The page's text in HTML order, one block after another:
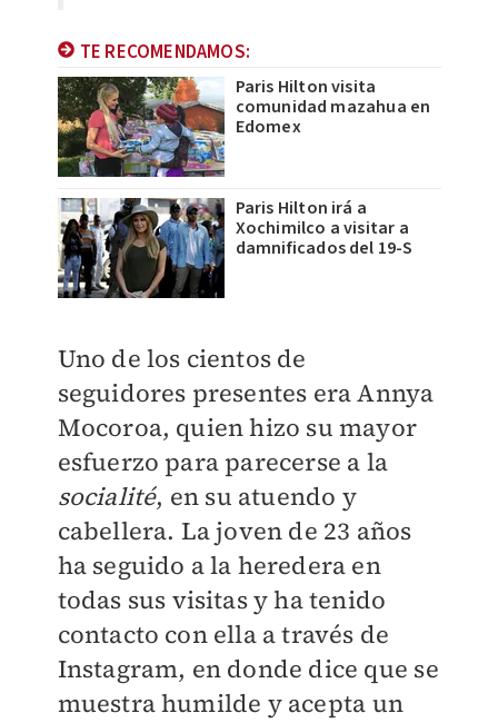
TE RECOMENDAMOS:
Paris Hilton visita
comunidad mazahua en
Edomex
Paris Hilton irá a
Xochimilco a visitar a
damnificados del 19-S
​Uno de los cientos de
seguidores presentes era Annya
Mocoroa, quien hizo su mayor
esfuerzo para parecerse a la
socialité, en su atuendo y
cabellera. La joven de 23 años
ha seguido a la heredera en
todas sus visitas y ha tenido
contacto con ella a través de
Instagram, en donde dice que se
muestra humilde y acepta un